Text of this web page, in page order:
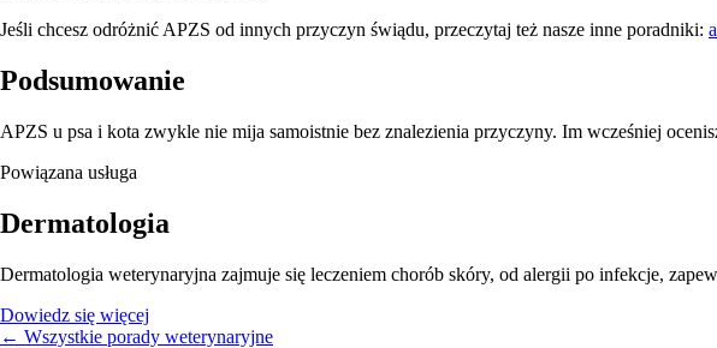
Jeśli chcesz odróżnić APZS od innych przyczyn świądu, przeczytaj też nasze inne poradniki:
Podsumowanie
APZS u psa i kota zwykle nie mija samoistnie bez znalezienia przyczyny. Im wcześniej
Powiązana usługa
Dermatologia
Dermatologia weterynaryjna zajmuje się leczeniem chorób skóry, od alergii po infekcje,
Dowiedz się więcej
← Wszystkie porady weterynaryjne